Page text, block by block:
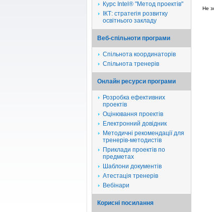
Курс Intel® "Метод проектів"
ІКТ: стратегія розвитку
освітнього закладу
Веб-спільноти програми
Спільнота координаторів
Спільнота тренерів
Онлайн ресурси програми
Розробка ефективних
проектів
Оцінювання проектів
Електронний довідник
Методичні рекомендації для
тренерів-методистів
Приклади проектів по
предметах
Шаблони документів
Атестація тренерів
Вебінари
Корисні посилання
Не